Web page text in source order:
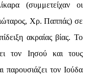
(συμμετείχαν οι
Χρ. Παππάς) σε
ακραίας βίας. Το
τον Ιησού και τους
παρουσιάζει τον Ιούδα